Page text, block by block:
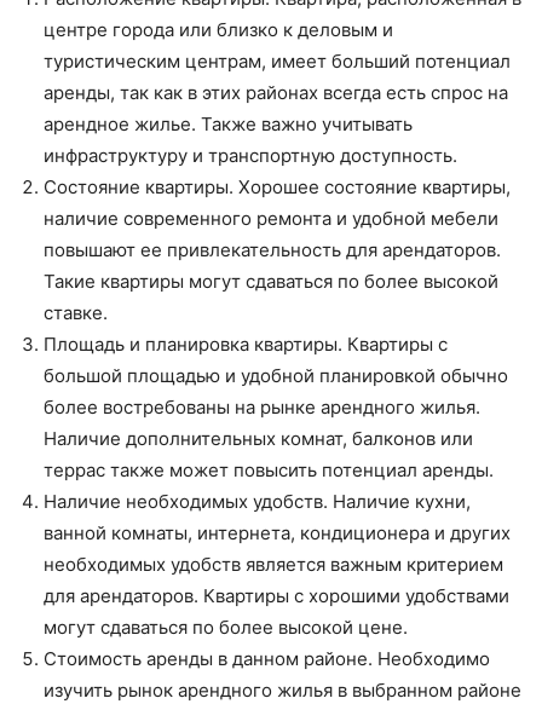
центре города или близко к деловым и
туристическим центрам, имеет больший потенциал
аренды, так как в этих районах всегда есть спрос на
арендное жилье. Также важно учитывать
инфраструктуру и транспортную доступность.
Состояние квартиры. Хорошее состояние квартиры,
наличие современного ремонта и удобной мебели
повышают ее привлекательность для арендаторов.
Такие квартиры могут сдаваться по более высокой
ставке.
Площадь и планировка квартиры. Квартиры с
большой площадью и удобной планировкой обычно
более востребованы на рынке арендного жилья.
Наличие дополнительных комнат, балконов или
террас также может повысить потенциал аренды.
Наличие необходимых удобств. Наличие кухни,
ванной комнаты, интернета, кондиционера и других
необходимых удобств является важным критерием
для арендаторов. Квартиры с хорошими удобствами
могут сдаваться по более высокой цене.
Стоимость аренды в данном районе. Необходимо
изучить рынок арендного жилья в выбранном районе